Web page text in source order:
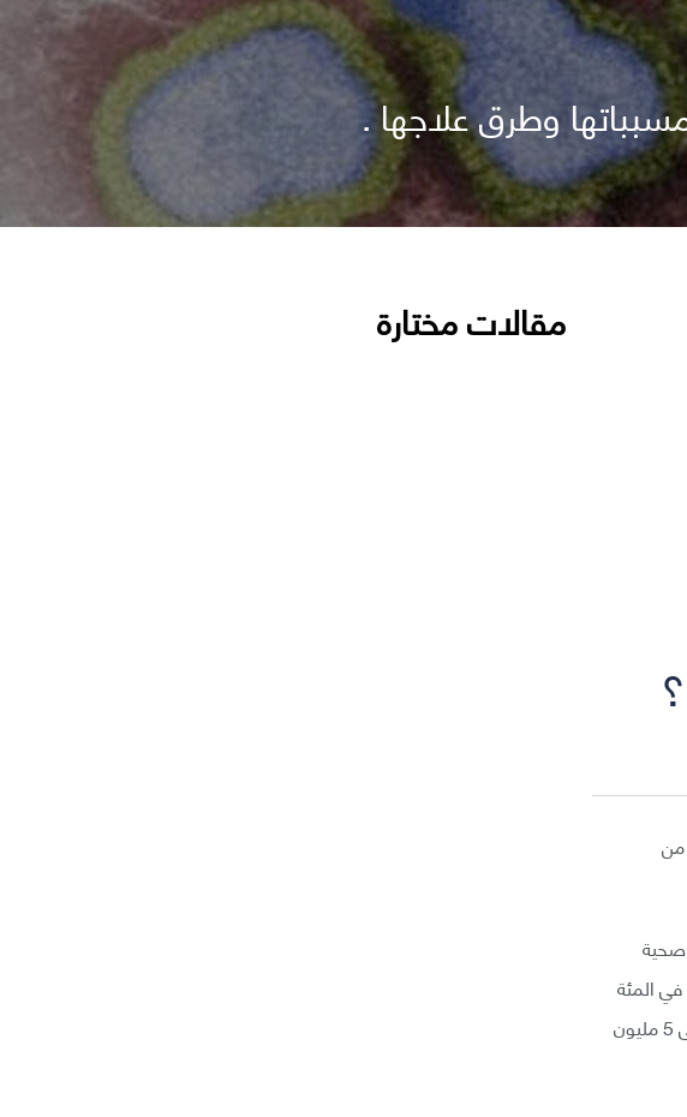
وطرق علاجها .
من
صحية
صعبة، تتطلب زيارة المستشفيات أو قد تؤدي للموت أحيانا. وفقا لمنظمة الصحة العالمية، فإنه من 5 إلى 10 في المئة
من البالغين، ومن 20 إلى 30 في المئة من الأطفال عالميا، يصابون بالأنفلونزا مرة واحدة في العام، ومن 3 إلى 5 مليون
مقالات مختارة